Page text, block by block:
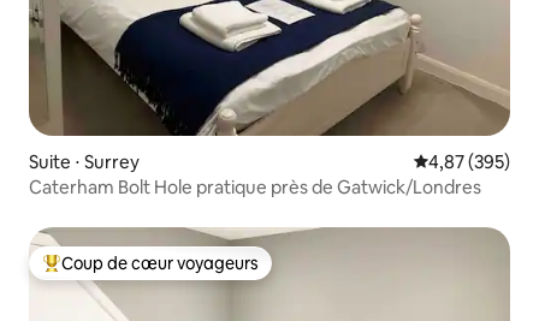
Suite ⋅ Surrey Évaluation
4,87 (395)
Caterham Bolt Hole pratique près de Gatwick/Londres
Coups de cœur voyageurs les plus appréciés
Coup de cœur voyageurs